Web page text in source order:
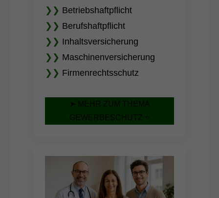
❯❯ Betriebshaftpflicht
❯❯ Berufshaftpflicht
❯❯ Inhaltsversicherung
❯❯ Maschinenversicherung
❯❯ Firmenrechtsschutz
➤ MEHR ZUM THEMA
GEWERBESCHUTZ ⭐